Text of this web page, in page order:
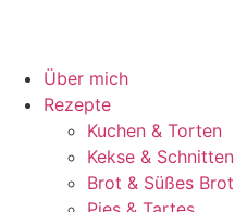
Über mich
Rezepte
Kuchen & Torten
Kekse & Schnitten
Brot & Süßes Brot